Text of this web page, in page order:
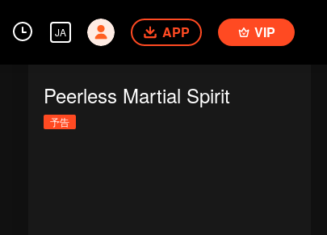
JA APP VIP
Peerless Martial Spirit
予告